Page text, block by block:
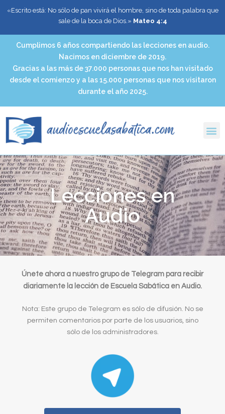
«Escrito está: No sólo de pan vivirá el hombre, sino de toda palabra que
sale de la boca de Dios.» Mateo 4:4
Cumplimos 6 años compartiendo las lecciones en audio.
Nacimos en diciembre de 2019.
Gracias a las más de 37.000 personas que nos han visitado
desde el comienzo y a las 15.000 personas que nos visitaron
durante el año 2025.
Lecciones en
Audio
Únete ahora a nuestro grupo de Telegram para recibir
diariamente la lección de Escuela Sabática en Audio.
Nota: Este grupo de Telegram es sólo de difusión. No se
permiten comentarios por parte de los usuarios, sino
sólo de los administradores.